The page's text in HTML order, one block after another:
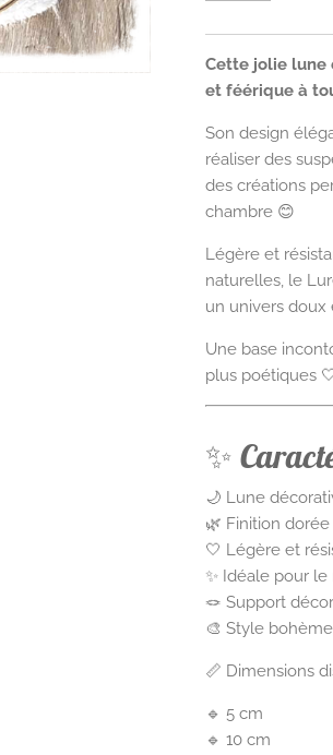
Cette jolie lune
et féérique à
Son design
réaliser des
des créations
chambre 😊
Légère et
naturelles, le
un univers doux
Une base
plus poétiques
✨
🌙 Lune
🌿 Finition
🤍 Légère et
✨ Idéale pour
🪢 Support
🎨 Style
📏 Dimensions
🔹 5 cm
🔹 10 cm